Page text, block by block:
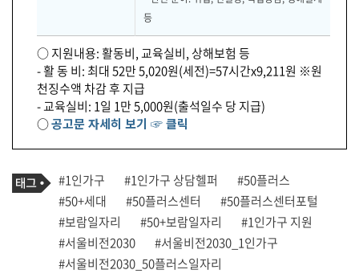
등
○ 지원내용: 활동비, 교육실비, 상해보험 등
- 활 동 비: 최대 52만 5,020원(세전)=57시간x9,211원 ※원
천징수액 차감 후 지급
- 교육실비: 1일 1만 5,000원(출석일수 당 지급)
○공고문 자세히 보기 ☞ 클릭
기
사
관
련
태
그
태
그
#1인가구 #1인가구 상담헬퍼
#50플러스
#50+세대
#50플러스센터
#50플러스센터포털
#보람일자리
#50+보람일자리
#1인가구 지원
#서울비전2030
#서울비전2030_1인가구
#서울비전2030_50플러스일자리